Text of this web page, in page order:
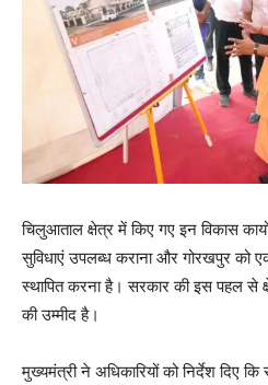
चिलुआताल क्षेत्र में किए गए इन विकास
सुविधाएं उपलब्ध कराना और गोरखपुर
स्थापित करना है। सरकार की इस पहल से
की उम्मीद है।
मुख्यमंत्री ने अधिकारियों को निर्देश दिए कि